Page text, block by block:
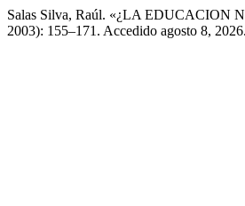
Salas Silva, Raúl. «¿LA
2003): 155–171. Accedido agosto 8,